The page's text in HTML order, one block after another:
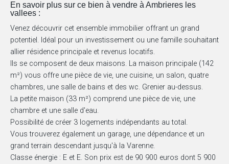
En savoir plus sur ce bien à vendre à Ambrieres les
vallees :
Venez découvrir cet ensemble immobilier offrant un grand
potentiel. Idéal pour un investissement ou une famille souhaitant
allier résidence principale et revenus locatifs.
Ils se composent de deux maisons. La maison principale (142
m²) vous offre une pièce de vie, une cuisine, un salon, quatre
chambres, une salle de bains et des wc. Grenier au-dessus.
La petite maison (33 m²) comprend une pièce de vie, une
chambre et une salle d'eau.
Possibilité de créer 3 logements indépendants au total.
Vous trouverez également un garage, une dépendance et un
grand terrain descendant jusqu'à la Varenne.
Classe énergie : E et E. Son prix est de 90 900 euros dont 5 900